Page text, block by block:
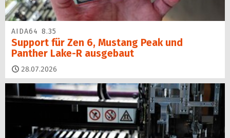
AIDA64 8.35
Support für Zen 6, Mustang Peak und
Panther Lake-R ausgebaut
28.07.2026